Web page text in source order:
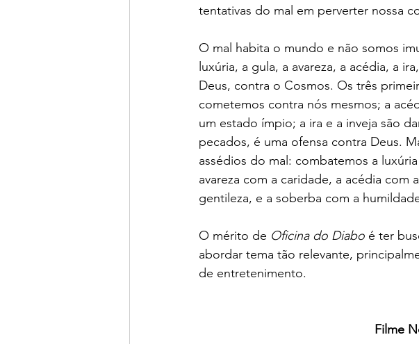
tentativas do mal em perverter nossa
O mal habita o mundo e não somos
luxúria, a gula, a avareza, a acédia, a
Deus, contra o Cosmos. Os três
cometemos contra nós mesmos; a
um estado ímpio; a ira e a inveja são
pecados, é uma ofensa contra Deus.
assédios do mal: combatemos a
avareza com a caridade, a acédia com
gentileza, e a soberba com a
O mérito de Oficina do Diabo é ter
abordar tema tão relevante,
de entretenimento.
Filme